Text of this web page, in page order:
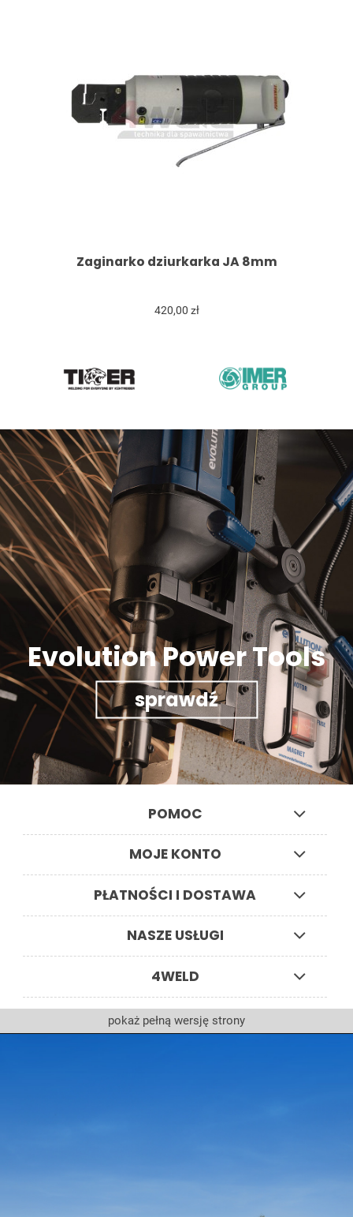
Zaginarko dziurkarka JA 8mm
420,00 zł
Evolution Power Tools
sprawdź
POMOC
MOJE KONTO
PŁATNOŚCI I DOSTAWA
NASZE USŁUGI
4WELD
pokaż pełną wersję strony